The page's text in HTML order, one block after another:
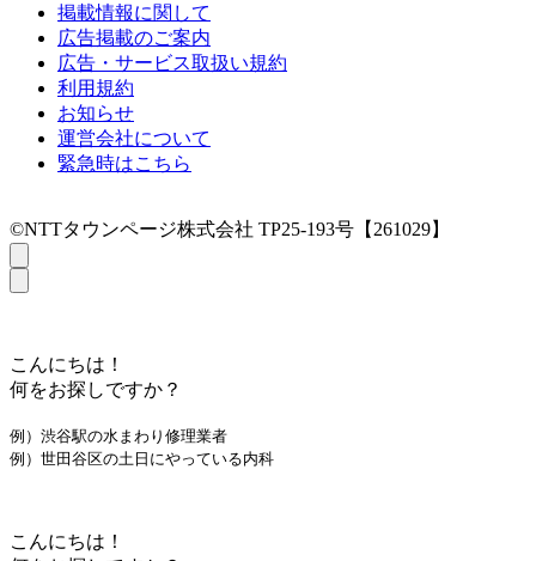
掲載情報に関して
広告掲載のご案内
広告・サービス取扱い規約
利用規約
お知らせ
運営会社について
緊急時はこちら
©NTTタウンページ株式会社 TP25-193号【261029】
こんにちは！
何をお探しですか？
例）渋谷駅の水まわり修理業者
例）世田谷区の土日にやっている内科
こんにちは！